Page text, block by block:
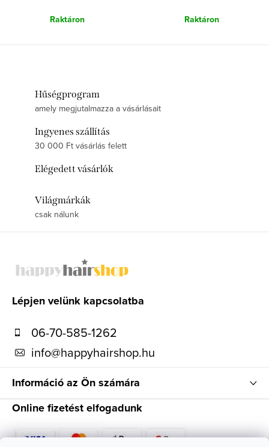
Raktáron Raktáron
Hűségprogram
amely megjutalmazza a vásárlásait
Ingyenes szállítás
30 000 Ft vásárlás felett
Elégedett vásárlók
Világmárkák
csak nálunk
Lépjen velünk kapcsolatba
06-70-585-1262
info@happyhairshop.hu
Információ az Ön számára
Online fizetést elfogadunk